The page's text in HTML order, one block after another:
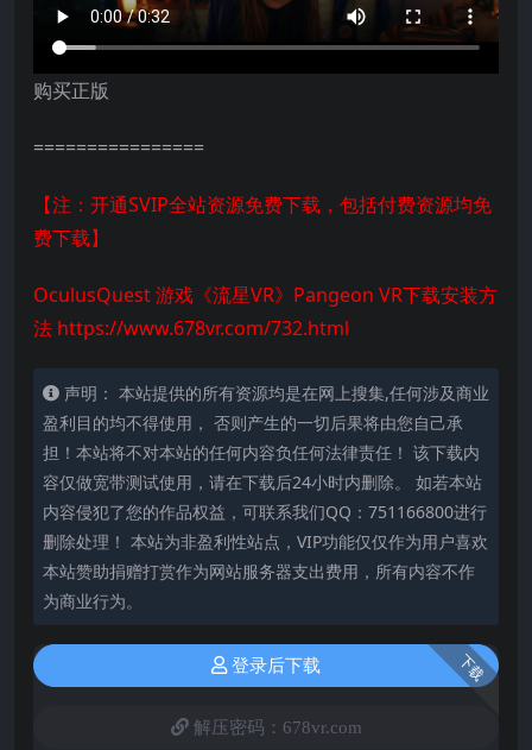
购买正版
================
【注：开通SVIP全站资源免费下载，包括付费资源均免
费下载】
OculusQuest 游戏《流星VR》Pangeon VR下载安装方
法 https://www.678vr.com/732.html
声明： 本站提供的所有资源均是在网上搜集,任何涉及商业
盈利目的均不得使用， 否则产生的一切后果将由您自己承
担！本站将不对本站的任何内容负任何法律责任！ 该下载内
容仅做宽带测试使用，请在下载后24小时内删除。 如若本站
内容侵犯了您的作品权益，可联系我们QQ：751166800进行
删除处理！ 本站为非盈利性站点，VIP功能仅仅作为用户喜欢
本站赞助捐赠打赏作为网站服务器支出费用，所有内容不作
为商业行为。
下载
登录后下载
解压密码：678vr.com